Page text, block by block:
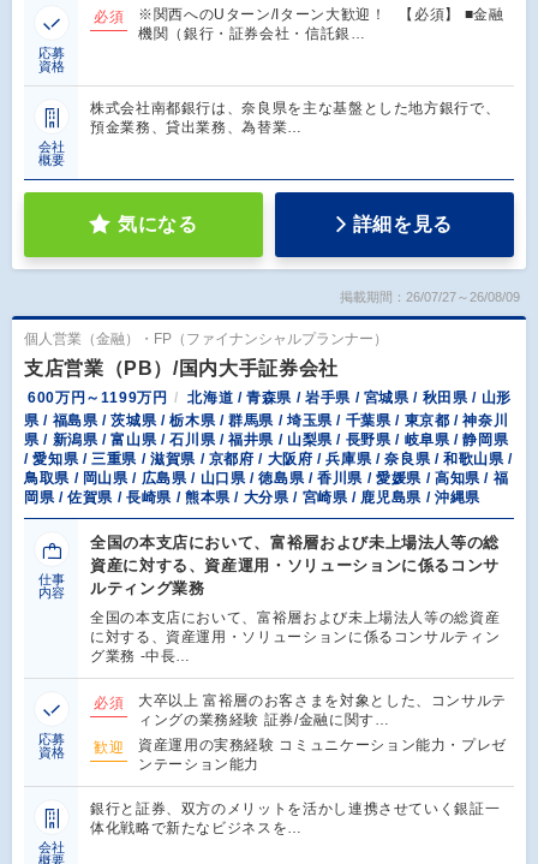
応募
資格
必須
※関西へのUターン/Iターン大歓迎！ 【必須】 ■金融
機関（銀行・証券会社・信託銀…
会社
概要
株式会社南都銀行は、奈良県を主な基盤とした地方銀行で、
預金業務、貸出業務、為替業…
気になる 詳細を見る
掲載期間：26/07/27～26/08/09
個人営業（金融）・FP（ファイナンシャルプランナー）
支店営業（PB）/国内大手証券会社
600万円～1199万円
北海道 / 青森県 / 岩手県 / 宮城県 / 秋田県 / 山形
県 / 福島県 / 茨城県 / 栃木県 / 群馬県 / 埼玉県 / 千葉県 / 東京都 / 神奈川
県 / 新潟県 / 富山県 / 石川県 / 福井県 / 山梨県 / 長野県 / 岐阜県 / 静岡県
/ 愛知県 / 三重県 / 滋賀県 / 京都府 / 大阪府 / 兵庫県 / 奈良県 / 和歌山県 /
鳥取県 / 岡山県 / 広島県 / 山口県 / 徳島県 / 香川県 / 愛媛県 / 高知県 / 福
岡県 / 佐賀県 / 長崎県 / 熊本県 / 大分県 / 宮崎県 / 鹿児島県 / 沖縄県
仕事
内容
全国の本支店において、富裕層および未上場法人等の総
資産に対する、資産運用・ソリューションに係るコンサ
ルティング業務
全国の本支店において、富裕層および未上場法人等の総資産
に対する、資産運用・ソリューションに係るコンサルティン
グ業務 -中長…
応募
資格
必須
大卒以上 富裕層のお客さまを対象とした、コンサルテ
ィングの業務経験 証券/金融に関す…
歓迎
資産運用の実務経験 コミュニケーション能力・プレゼ
ンテーション能力
会社
概要
銀行と証券、双方のメリットを活かし連携させていく銀証一
体化戦略で新たなビジネスを…